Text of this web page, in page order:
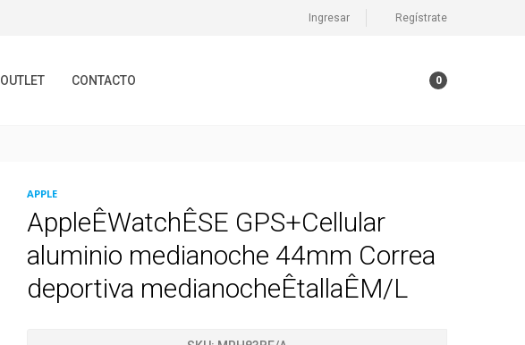
Ingresar Regístrate
OUTLET CONTACTO 0
APPLE
AppleÊWatchÊSE GPS+Cellular
aluminio medianoche 44mm Correa
deportiva medianocheÊtallaÊM/L